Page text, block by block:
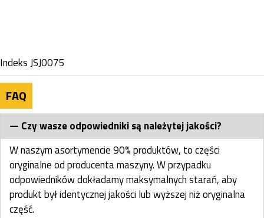
IndeksJSJ0075
FAQ
Czy wasze odpowiedniki są należytej jakości?
W naszym asortymencie 90% produktów, to części
oryginalne od producenta maszyny. W przypadku
odpowiedników dokładamy maksymalnych starań, aby
produkt był identycznej jakości lub wyższej niż oryginalna
część.